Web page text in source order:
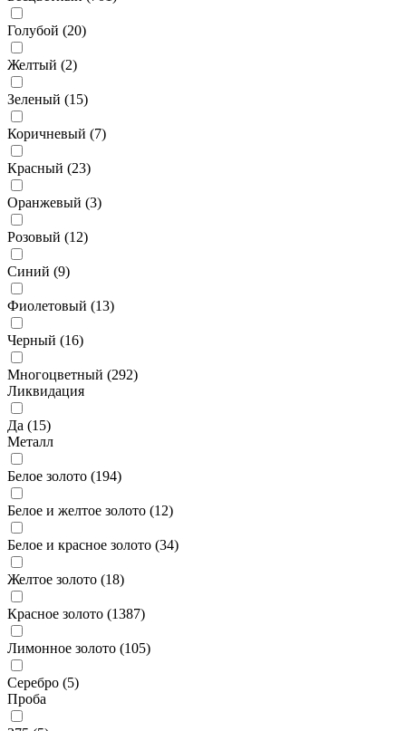
Голубой (20)
Желтый (2)
Зеленый (15)
Коричневый (7)
Красный (23)
Оранжевый (3)
Розовый (12)
Синий (9)
Фиолетовый (13)
Черный (16)
Многоцветный (292)
Ликвидация
Да (15)
Металл
Белое золото (194)
Белое и желтое золото (12)
Белое и красное золото (34)
Желтое золото (18)
Красное золото (1387)
Лимонное золото (105)
Серебро (5)
Проба